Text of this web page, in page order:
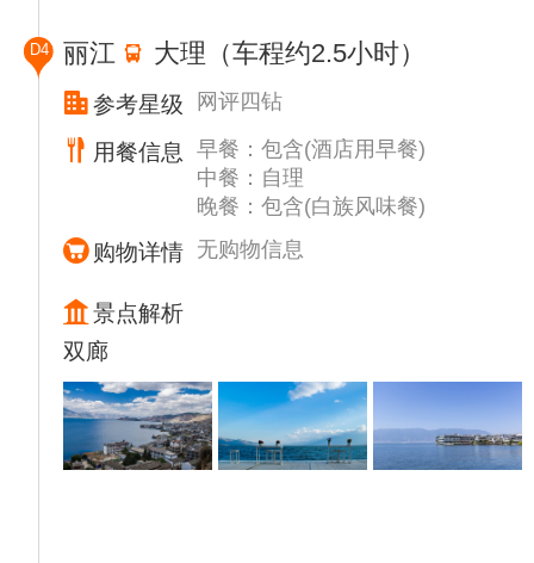
湛蓝色，雨天则变成清澈见底的白色，这里是
不能错过的云南小九寨。
想观看一生必看的演出【丽江千古情】的游客
可以找导游报名（自理参加)。大型歌舞《丽
江千古情》是扎根于丽江深厚的历史文化土
壤，是丽江文化的灵魂，通过各种高科技手
段，感觉身临其境让人印象深刻。
行程结束后入住丽江酒店，可以去【丽江古
城】(自由活动）体验一下丽江独特的民俗风
情，享受“小桥流水”的悠闲时光。
温馨提示：
1、玉龙雪山索道管理处告知，自2015年起，
丽江玉龙雪山风景区参观实行限流政策，游客
D4 丽江 大理（车程约2.5小时）
参考星级 网评四钻
用餐信息
早餐：包含(酒店用早餐)
中餐：自理
晚餐：包含(白族风味餐)
购物详情 无购物信息
景点解析
双廊